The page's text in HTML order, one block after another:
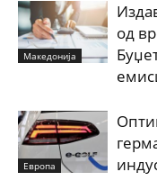
Македонија
од
Европа